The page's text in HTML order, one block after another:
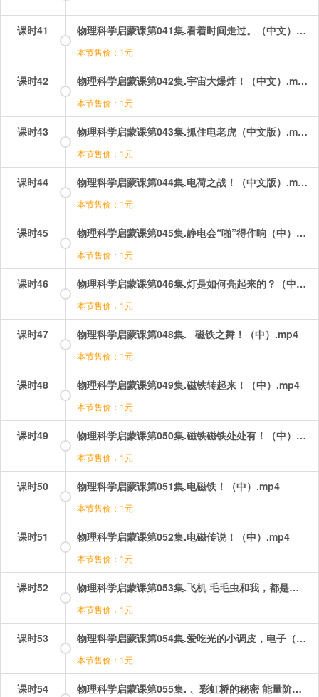
课时41 物理科学启蒙课第041集.看着时间走过。（中文）.mp4
本节售价：1元
课时42 物理科学启蒙课第042集.宇宙大爆炸！（中文）.mp4
本节售价：1元
课时43 物理科学启蒙课第043集.抓住电老虎（中文版）.mp4
本节售价：1元
课时44 物理科学启蒙课第044集.电荷之战！（中文版）.mp4
本节售价：1元
课时45 物理科学启蒙课第045集.静电会“啪”得作响（中）.mp4
本节售价：1元
课时46 物理科学启蒙课第046集.灯是如何亮起来的？（中）.mp4
本节售价：1元
课时47 物理科学启蒙课第048集._ 磁铁之舞！（中）.mp4
本节售价：1元
课时48 物理科学启蒙课第049集.磁铁转起来！（中）.mp4
本节售价：1元
课时49 物理科学启蒙课第050集.磁铁磁铁处处有！（中）.mp4
本节售价：1元
课时50 物理科学启蒙课第051集.电磁铁！（中）.mp4
本节售价：1元
课时51 物理科学启蒙课第052集.电磁传说！（中）.mp4
本节售价：1元
课时52 物理科学启蒙课第053集.飞机 毛毛虫和我，都是由原子组成的（英文版）.mp4
本节售价：1元
课时53 物理科学启蒙课第054集.爱吃光的小调皮，电子（英文版）.mp4
本节售价：1元
课时54 物理科学启蒙课第055集. 、彩虹桥的秘密 能量阶梯（英文版）.mp4